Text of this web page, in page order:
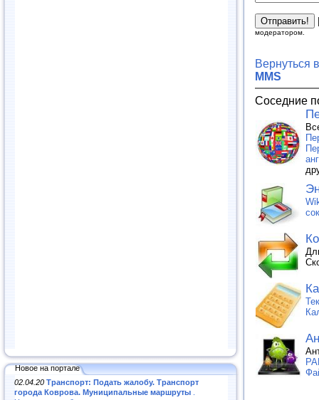
Новое на портале
02.04.20 Транспорт: Подать жалобу. Транспорт
города Коврова. Муниципальные маршруты
модератором.
Вернуться
MMS
Соседние